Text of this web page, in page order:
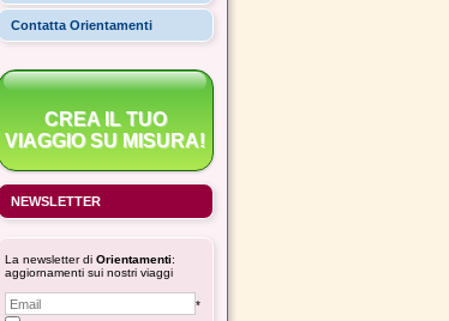
Contatta Orientamenti
CREA IL TUO
VIAGGIO SU MISURA!
NEWSLETTER
La newsletter di Orientamenti:
aggiornamenti sui nostri viaggi
*